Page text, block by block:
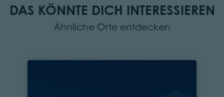
DAS KÖNNTE DICH INTERESSIEREN
Ähnliche Orte entdecken